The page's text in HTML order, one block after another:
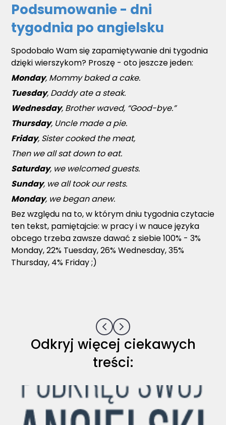
Odkryj więcej ciekawych
treści:
Podsumowanie - dni
tygodnia po angielsku
Spodobało Wam się zapamiętywanie dni tygodnia
dzięki wierszykom? Proszę - oto jeszcze jeden:
Monday, Mommy baked a cake.
Tuesday, Daddy ate a steak.
Wednesday, Brother waved, “Good-bye.”
Thursday, Uncle made a pie.
Friday, Sister cooked the meat,
Then we all sat down to eat.
Saturday, we welcomed guests.
Sunday, we all took our rests.
Monday, we began anew.
Bez względu na to, w którym dniu tygodnia czytacie
ten tekst, pamiętajcie: w pracy i w nauce języka
obcego trzeba zawsze dawać z siebie 100% - 3%
Monday, 22% Tuesday, 26% Wednesday, 35%
Thursday, 4% Friday ;)